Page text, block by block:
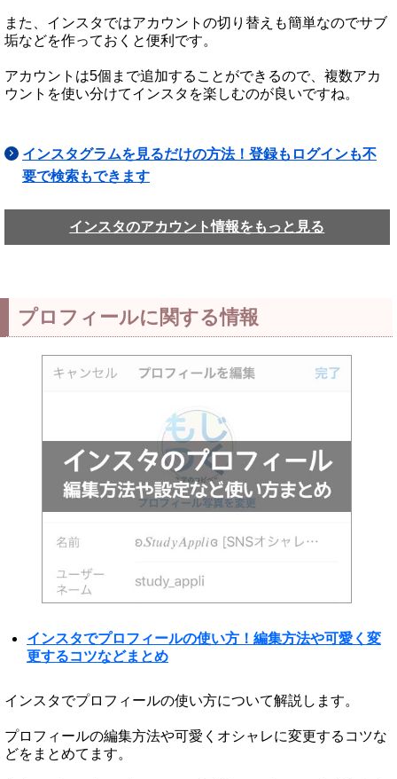
また、インスタではアカウントの切り替えも簡単なのでサブ
垢などを作っておくと便利です。
アカウントは5個まで追加することができるので、複数アカ
ウントを使い分けてインスタを楽しむのが良いですね。
インスタグラムを見るだけの方法！登録もログインも不
要で検索もできます
インスタのアカウント情報をもっと見る
プロフィールに関する情報
インスタでプロフィールの使い方！編集方法や可愛く変
更するコツなどまとめ
インスタでプロフィールの使い方について解説します。
プロフィールの編集方法や可愛くオシャレに変更するコツな
どをまとめてます。